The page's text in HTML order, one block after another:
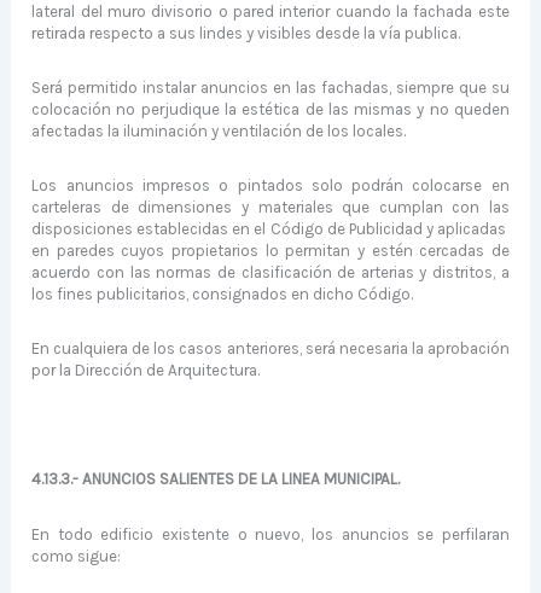
lateral del muro divisorio o pared interior cuando la fachada este
reti­rada respecto a sus lindes y visibles desde la vía publica.
Será permitido instalar anuncios en las fachadas, siempre que su
colocación no perjudique la estética de las mismas y no queden
afectadas la iluminación y ventilación de los locales.
Los anuncios impresos o pintados solo podrán colocarse en
carte­leras de dimensiones y materiales que cumplan con las
disposicio­nes establecidas en el Código de Publicidad y aplicadas
en paredes cuyos propietarios lo permitan y estén cercadas de
acuer­do con las normas de clasificación de arterias y distritos, a
los fines publicitarios, consignados en dicho Código.
En cualquiera de los casos anteriores, será necesaria la aprobación
por la Dirección de Arquitectura.
4.13.3.- ANUNCIOS SALIENTES DE LA LINEA MUNICIPAL.
En todo edificio existente o nuevo, los anuncios se perfilaran
como sigue: